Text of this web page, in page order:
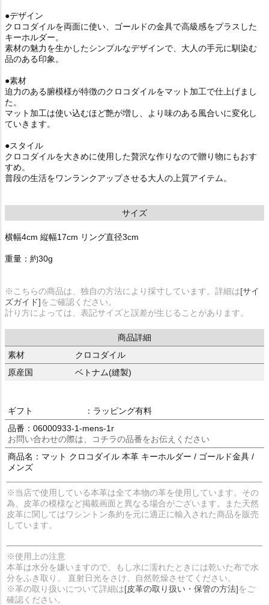
●デザイン
クロコダイルを両面に使い、ゴールドの金具で高級感をプラスした
キーホルダー。
素材の魅力を生かしたシンプルなデザインで、大人の手元に馴染む
品のある印象。
●素材
迫力のある腑模様が特徴のクロコダイルをマット加工で仕上げまし
た。
マット加工は使い込むほど艶が増し、より味のある風合いに変化し
ていきます。
●スタイル
クロコダイルを大きめに使用した贅沢な作りなので贈り物にもおす
すめ。
普段の生活をワンランクアップさせる大人の上質アイテム。
サイズ
横幅4cm 縦幅17cm リング直径3cm
重量：約30g
※こちらの商品は、独自の方法により採寸しています。詳細は[サイ
ズガイド]をご確認ください。
計り方によっては、表記サイズと誤差が生じることがあります。
商品詳細
素材
クロコダイル
原産国
ベトナム(縫製)
ギフト
：ラッピング有料
品番：06000933-1-mens-1r
お問い合わせの際は、コチラの品番をお伝えください
商品名：マット クロコダイル 本革 キーホルダー / ゴールド金具 /
メンズ
※当店で使用している本革は全て本物の革を使用しています。その
為、皮革の模様など掲載画面と異なる場合がございます。また天然
皮革に関してはワシントン条約を元に適正に輸入された商品を販売
しています。
※使用上の注意
本革は水分を嫌いますので、もし水に濡れたときには乾いた布で水
分をふき取り、 直射日光をさけ、自然乾燥させてください。
※革の取り扱いについて詳細は[皮革の取り扱い・保管の方法]をご
確認ください。